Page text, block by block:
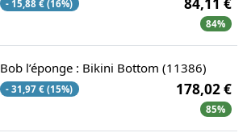
- 15,88 € (16%) 84,11 €
84%
Bob l’éponge : Bikini Bottom (11386)
- 31,97 € (15%) 178,02 €
85%